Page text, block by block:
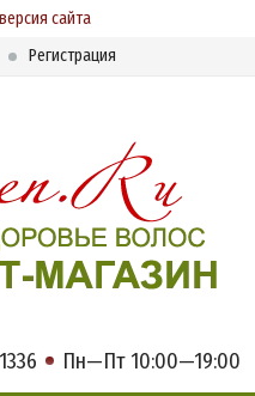
сайта
Регистрация
Пн—Пт 10:00—19:00